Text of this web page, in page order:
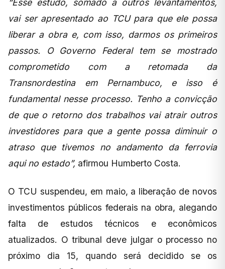
“Esse estudo, somado a outros levantamentos,
vai ser apresentado ao TCU para que ele possa
liberar a obra e, com isso, darmos os primeiros
passos. O Governo Federal tem se mostrado
comprometido com a retomada da
Transnordestina em Pernambuco, e isso é
fundamental nesse processo. Tenho a convicção
de que o retorno dos trabalhos vai atrair outros
investidores para que a gente possa diminuir o
atraso que tivemos no andamento da ferrovia
aqui no estado”, afirmou Humberto Costa.
O TCU suspendeu, em maio, a liberação de novos
investimentos públicos federais na obra, alegando
falta de estudos técnicos e econômicos
atualizados. O tribunal deve julgar o processo no
próximo dia 15, quando será decidido se os